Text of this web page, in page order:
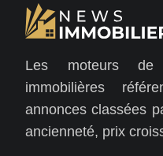
Les moteurs de
immobilières
annonces classées
ancienneté, prix